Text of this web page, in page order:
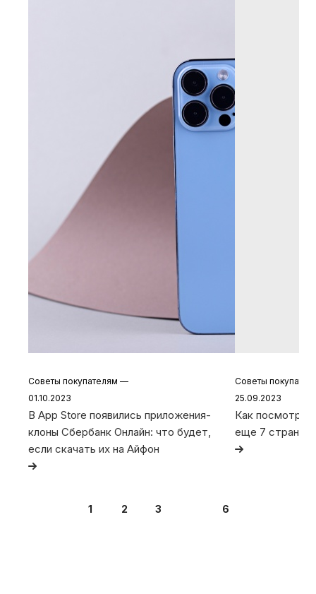
Советы покупателям —
01.10.2023
В App Store появились приложения-
клоны Сбербанк Онлайн: что будет,
если скачать их на Айфон
Советы
25.09.2023
Как
еще 7
1 2 3 6